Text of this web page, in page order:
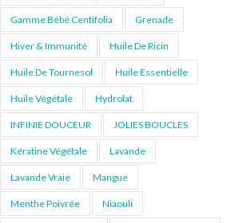
Gamme Bébé Centifolia Grenade
Hiver & Immunité Huile De Ricin
Huile De Tournesol Huile Essentielle
Huile Végétale Hydrolat
INFINIE DOUCEUR JOLIES BOUCLES
Kératine Végétale Lavande
Lavande Vraie Mangue
Menthe Poivrée Niaouli